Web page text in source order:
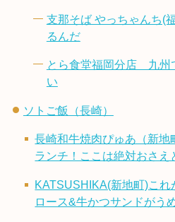
支那そば やっちゃんち(
るんだ
とら食堂福岡分店 九州
い
ソトご飯（長崎）
長崎和牛焼肉ぴゅあ（新
ランチ！ここは絶対おさえ
KATSUSHIKA(新地町)これ
ロース&牛かつサンドがう